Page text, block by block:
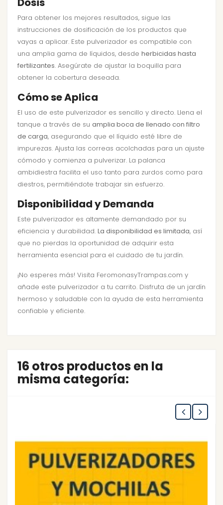
Para obtener los mejores resultados, sigue las
instrucciones de dosificación de los productos que
vayas a aplicar. Este pulverizador es compatible con
una amplia gama de líquidos, desde herbicidas hasta
fertilizantes. Asegúrate de ajustar la boquilla para
obtener la cobertura deseada.
Cómo se Aplica
El uso de este pulverizador es sencillo y directo. Llena el
tanque a través de su amplia boca de llenado con filtro
de carga, asegurando que el líquido esté libre de
impurezas. Ajusta las correas acolchadas para un ajuste
cómodo y comienza a pulverizar. La palanca
ambidiestra facilita el uso tanto para zurdos como para
diestros, permitiéndote trabajar sin esfuerzo.
Disponibilidad y Demanda
Este pulverizador es altamente demandado por su
eficiencia y durabilidad. La disponibilidad es limitada, así
que no pierdas la oportunidad de adquirir esta
herramienta esencial para el cuidado de tu jardín.
¡No esperes más! Visita FeromonasyTrampas.com y
añade este pulverizador a tu carrito. Disfruta de un jardín
hermoso y saludable con la ayuda de esta herramienta
confiable y eficiente.
16 otros productos en la
misma categoría: